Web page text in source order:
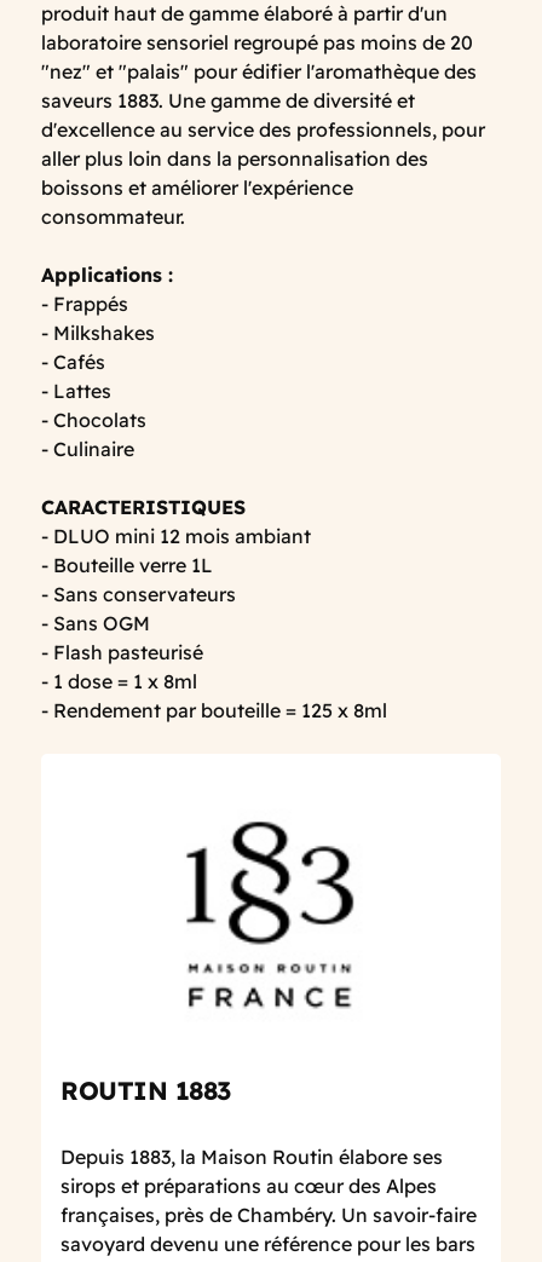
produit haut de gamme élaboré à partir d'un
laboratoire sensoriel regroupé pas moins de 20
"nez" et "palais" pour édifier l'aromathèque des
saveurs 1883. Une gamme de diversité et
d'excellence au service des professionnels, pour
aller plus loin dans la personnalisation des
boissons et améliorer l'expérience
consommateur.
Applications :
- Frappés
- Milkshakes
- Cafés
- Lattes
- Chocolats
- Culinaire
CARACTERISTIQUES
- DLUO mini 12 mois ambiant
- Bouteille verre 1L
- Sans conservateurs
- Sans OGM
- Flash pasteurisé
- 1 dose = 1 x 8ml
- Rendement par bouteille = 125 x 8ml
ROUTIN 1883
Depuis 1883, la Maison Routin élabore ses
sirops et préparations au cœur des Alpes
françaises, près de Chambéry. Un savoir-faire
savoyard devenu une référence pour les bars